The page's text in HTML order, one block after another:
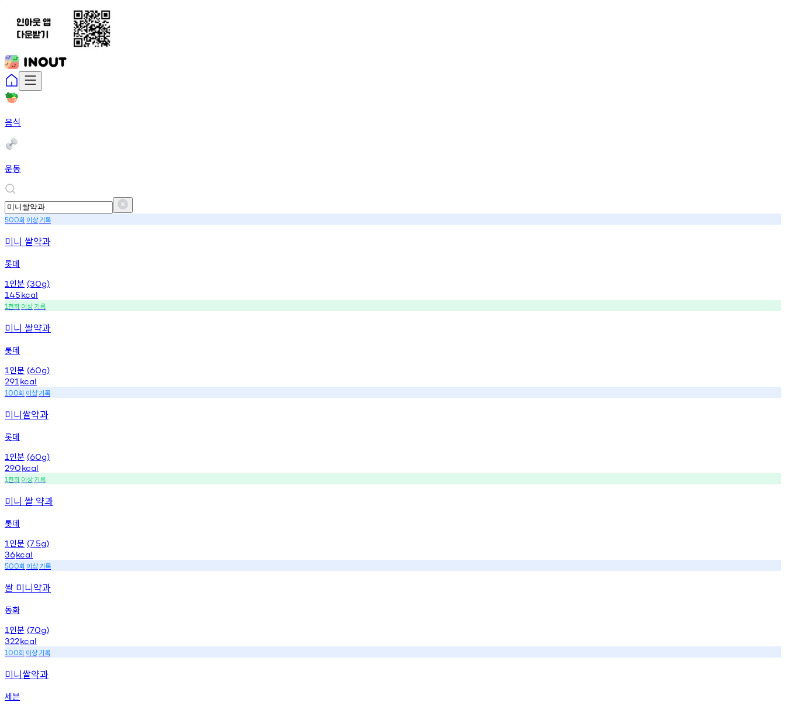
음식
운동
500회 이상기록
미니 쌀약과
롯데
1 인분 (30g)
145kcal
1천회 이상기록
미니 쌀약과
롯데
1 인분 (60g)
291 kcal
100회 이상기록
미니쌀약과
롯데
1 인분 (60g)
290kcal
1천회 이상기록
미니 쌀 약과
롯데
1 인분 (7.5g)
36kcal
500회 이상기록
쌀 미니약과
동화
1 인분 (70g)
322kcal
100회 이상기록
미니쌀약과
세븐